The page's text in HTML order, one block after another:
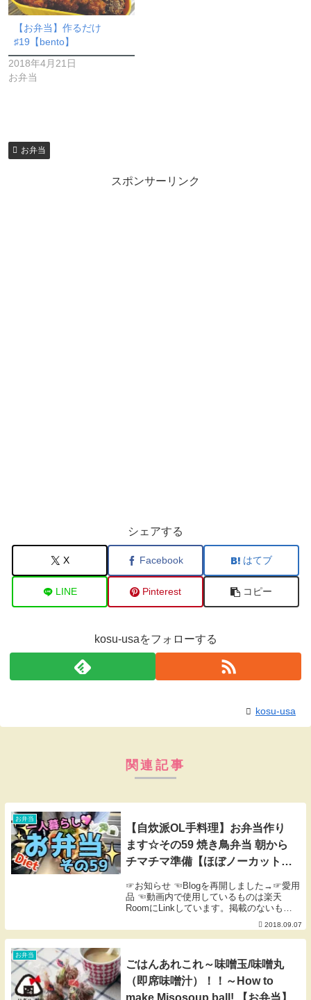
【お弁当】作るだけ
♯19【bento】
2018年4月21日
お弁当
お弁当
スポンサーリンク
シェアする
X Facebook はてブ
LINE Pinterest コピー
kosu-usaをフォローする
kosu-usa
関連記事
お弁当
【自炊派OL手料理】お弁当作り
ます☆その59 焼き鳥弁当 朝から
チマチマ準備【ほぼノーカット編
集】
☞お知らせ ☜Blogを再開しました→☞愛用
品 ☜動画内で使用しているものは楽天
RoomにLinkしています。掲載のないもの
はご紹介できない楽天扱い無しor海外製品
等です。※楽天Room内のコメントにも対
応しておりません。
2018.09.07
お弁当
ごはんあれこれ～味噌玉/味噌丸
（即席味噌汁）！！～How to